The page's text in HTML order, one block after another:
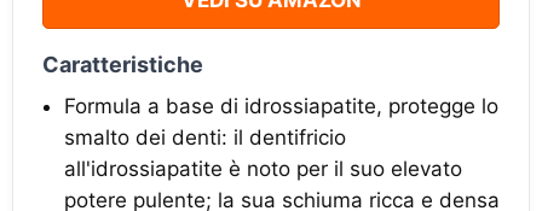
Caratteristiche
Formula a base di idrossiapatite, protegge lo
smalto dei denti: il dentifricio
all'idrossiapatite è noto per il suo elevato
potere pulente; la sua schiuma ricca e densa